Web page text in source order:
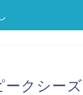
クシー